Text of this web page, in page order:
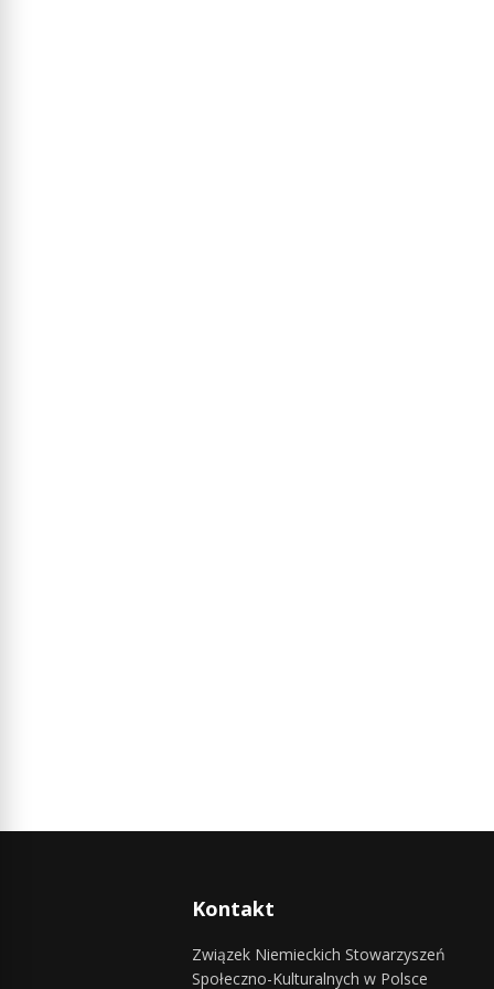
Kontakt
Związek Niemieckich Stowarzyszeń
Społeczno-Kulturalnych w Polsce